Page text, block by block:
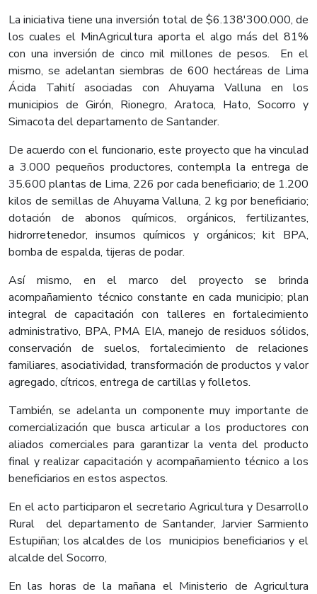
La iniciativa tiene una inversión total de $6.138'300.000, de
los cuales el MinAgricultura aporta el algo más del 81%
con una inversión de cinco mil millones de pesos. En el
mismo, se adelantan siembras de 600 hectáreas de Lima
Ácida Tahití asociadas con Ahuyama Valluna en los
municipios de Girón, Rionegro, Aratoca, Hato, Socorro y
Simacota del departamento de Santander.
De acuerdo con el funcionario, este proyecto que ha vinculad
a 3.000 pequeños productores, contempla la entrega de
35.600 plantas de Lima, 226 por cada beneficiario; de 1.200
kilos de semillas de Ahuyama Valluna, 2 kg por beneficiario;
dotación de abonos químicos, orgánicos, fertilizantes,
hidrorretenedor, insumos químicos y orgánicos; kit BPA,
bomba de espalda, tijeras de podar.
Así mismo, en el marco del proyecto se brinda
acompañamiento técnico constante en cada municipio; plan
integral de capacitación con talleres en fortalecimiento
administrativo, BPA, PMA EIA, manejo de residuos sólidos,
conservación de suelos, fortalecimiento de relaciones
familiares, asociatividad, transformación de productos y valor
agregado, cítricos, entrega de cartillas y folletos.
También, se adelanta un componente muy importante de
comercialización que busca articular a los productores con
aliados comerciales para garantizar la venta del producto
final y realizar capacitación y acompañamiento técnico a los
beneficiarios en estos aspectos.
En el acto participaron el secretario Agricultura y Desarrollo
Rural del departamento de Santander, Jarvier Sarmiento
Estupiñan; los alcaldes de los municipios beneficiarios y el
alcalde del Socorro,
En las horas de la mañana el Ministerio de Agricultura